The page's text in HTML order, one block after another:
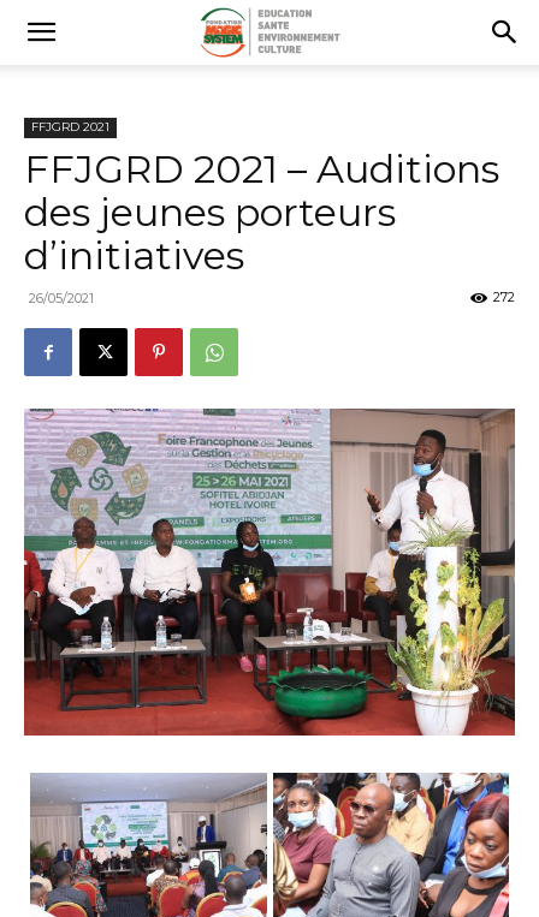
FFJGRD 2021
FFJGRD 2021 – Auditions
des jeunes porteurs
d’initiatives
26/05/2021 272